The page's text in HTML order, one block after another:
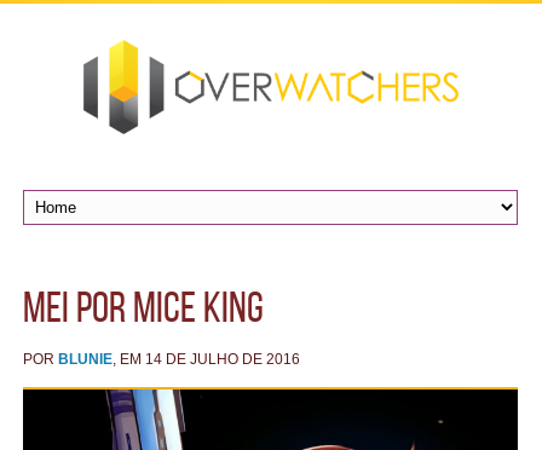
Mei por Mice King
POR BLUNIE, EM 14 DE JULHO DE 2016